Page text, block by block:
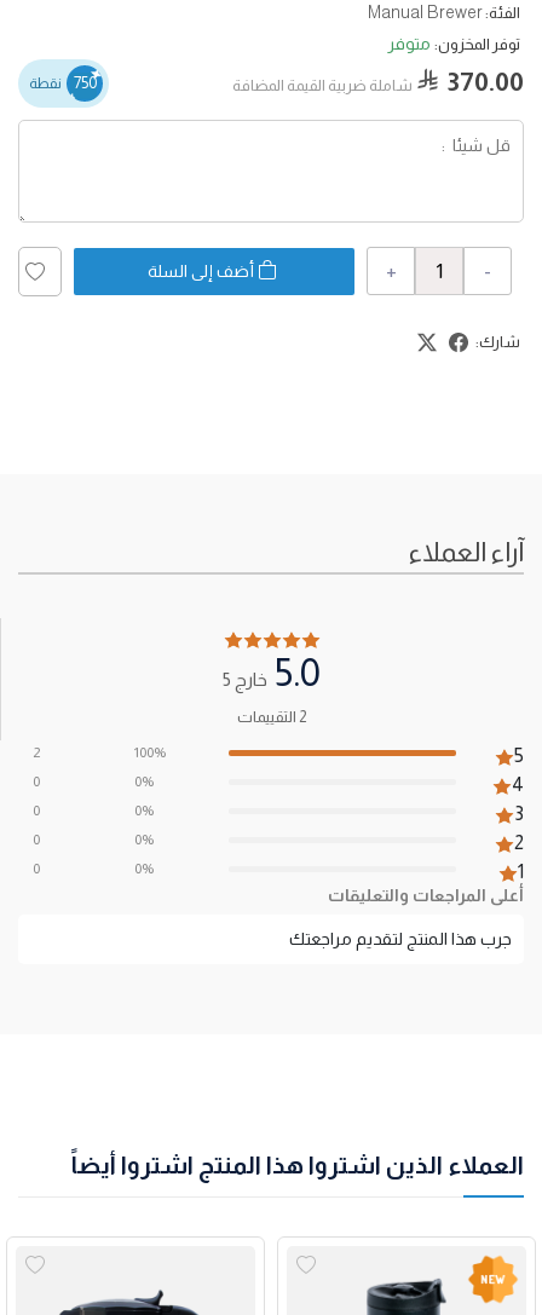
الفئة:Manual Brewer
توفر المخزون: متوفر
370.00 شاملة ضربية القيمة المضافة 750 نقطة
-
+ أضف إلى السلة
شارك:
آراء العملاء
5.0 خارج 5
2 التقييمات
5
4
3
2
1
100%
0%
0%
0%
0%
2
0
0
0
0
أعلى المراجعات والتعليقات
جرب هذا المنتج لتقديم مراجعتك
العملاء الذين اشتروا هذا المنتج اشتروا أيضاً